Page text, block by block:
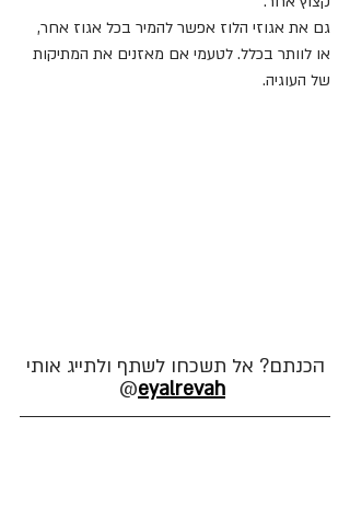
גם את אגוזי הלוז אפשר להמיר בכל אגוז אחר,
או לוותר בכלל. לטעמי אם מאזנים את המתיקות
של העוגיה.
הכנתם? אל תשכחו לשתף ולתייג אותי
@eyalrevah